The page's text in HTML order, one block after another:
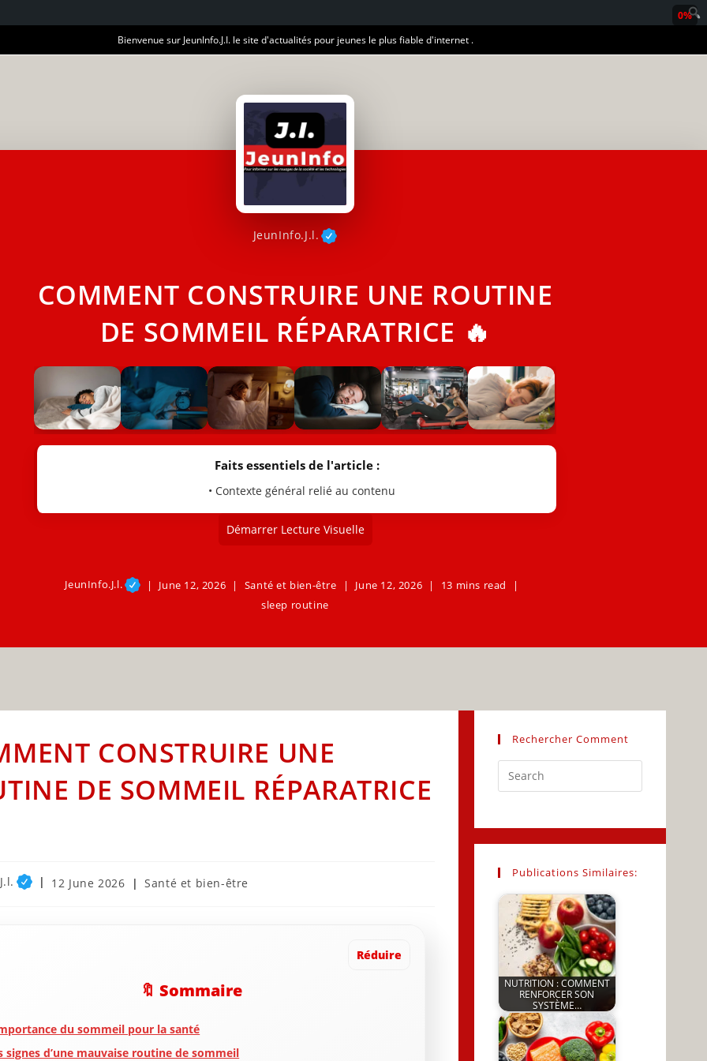
Bienvenue sur JeunInfo.J.I. le site d'actualités pour jeunes le plus fiable d'internet .
JeunInfo.J.l.
COMMENT CONSTRUIRE UNE ROUTINE
DE SOMMEIL RÉPARATRICE 🔥
Faits essentiels de l'article :
• Contexte général relié au contenu
Démarrer Lecture Visuelle
JeunInfo.J.l. June 12, 2026 Santé et bien-être June 12, 2026
13 mins read
sleep routine
CONSTRUIRE UNE
DE SOMMEIL RÉPARATRICE
Post
12 June 2026
Post
Santé et bien-être
Réduire
🔖 Sommaire
du sommeil pour la santé
signes d’une mauvaise routine de sommeil
Rechercher Comment
Escape
close
the
Publications Similaires:
NUTRITION : COMMENT
RENFORCER SON
SYSTÈME…
by
JeunInfo.J.l.
0%